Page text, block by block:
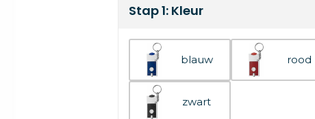
Stap 1: Kleur
blauw rood
zwart